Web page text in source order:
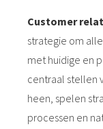
Customer
strategie om
met huidige en
centraal stellen
heen, spelen
processen en